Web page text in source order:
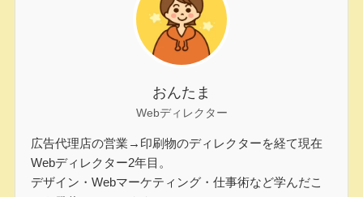
おんたま
Webディレクター
広告代理店の営業→印刷物のディレクターを経て現在
Webディレクター2年目。
デザイン・Webマーケティング・仕事術など学んだこ